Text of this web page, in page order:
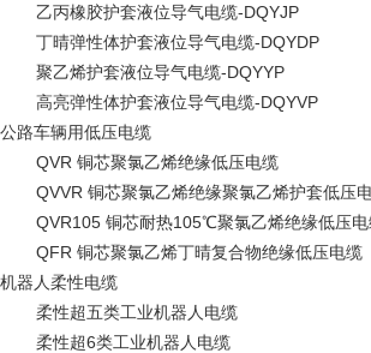
乙丙橡胶护套液位导气电缆-DQYJP
丁晴弹性体护套液位导气电缆-DQYDP
聚乙烯护套液位导气电缆-DQYYP
高亮弹性体护套液位导气电缆-DQYVP
公路车辆用低压电缆
QVR 铜芯聚氯乙烯绝缘低压电缆
QVVR 铜芯聚氯乙烯绝缘聚氯乙烯护套低压
QVR105 铜芯耐热105℃聚氯乙烯绝缘低压
QFR 铜芯聚氯乙烯丁晴复合物绝缘低压电缆
机器人柔性电缆
柔性超五类工业机器人电缆
柔性超6类工业机器人电缆